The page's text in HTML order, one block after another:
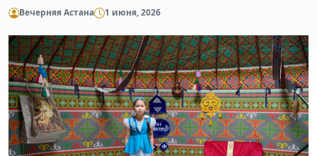
Вечерняя Астана 1 июня, 2026